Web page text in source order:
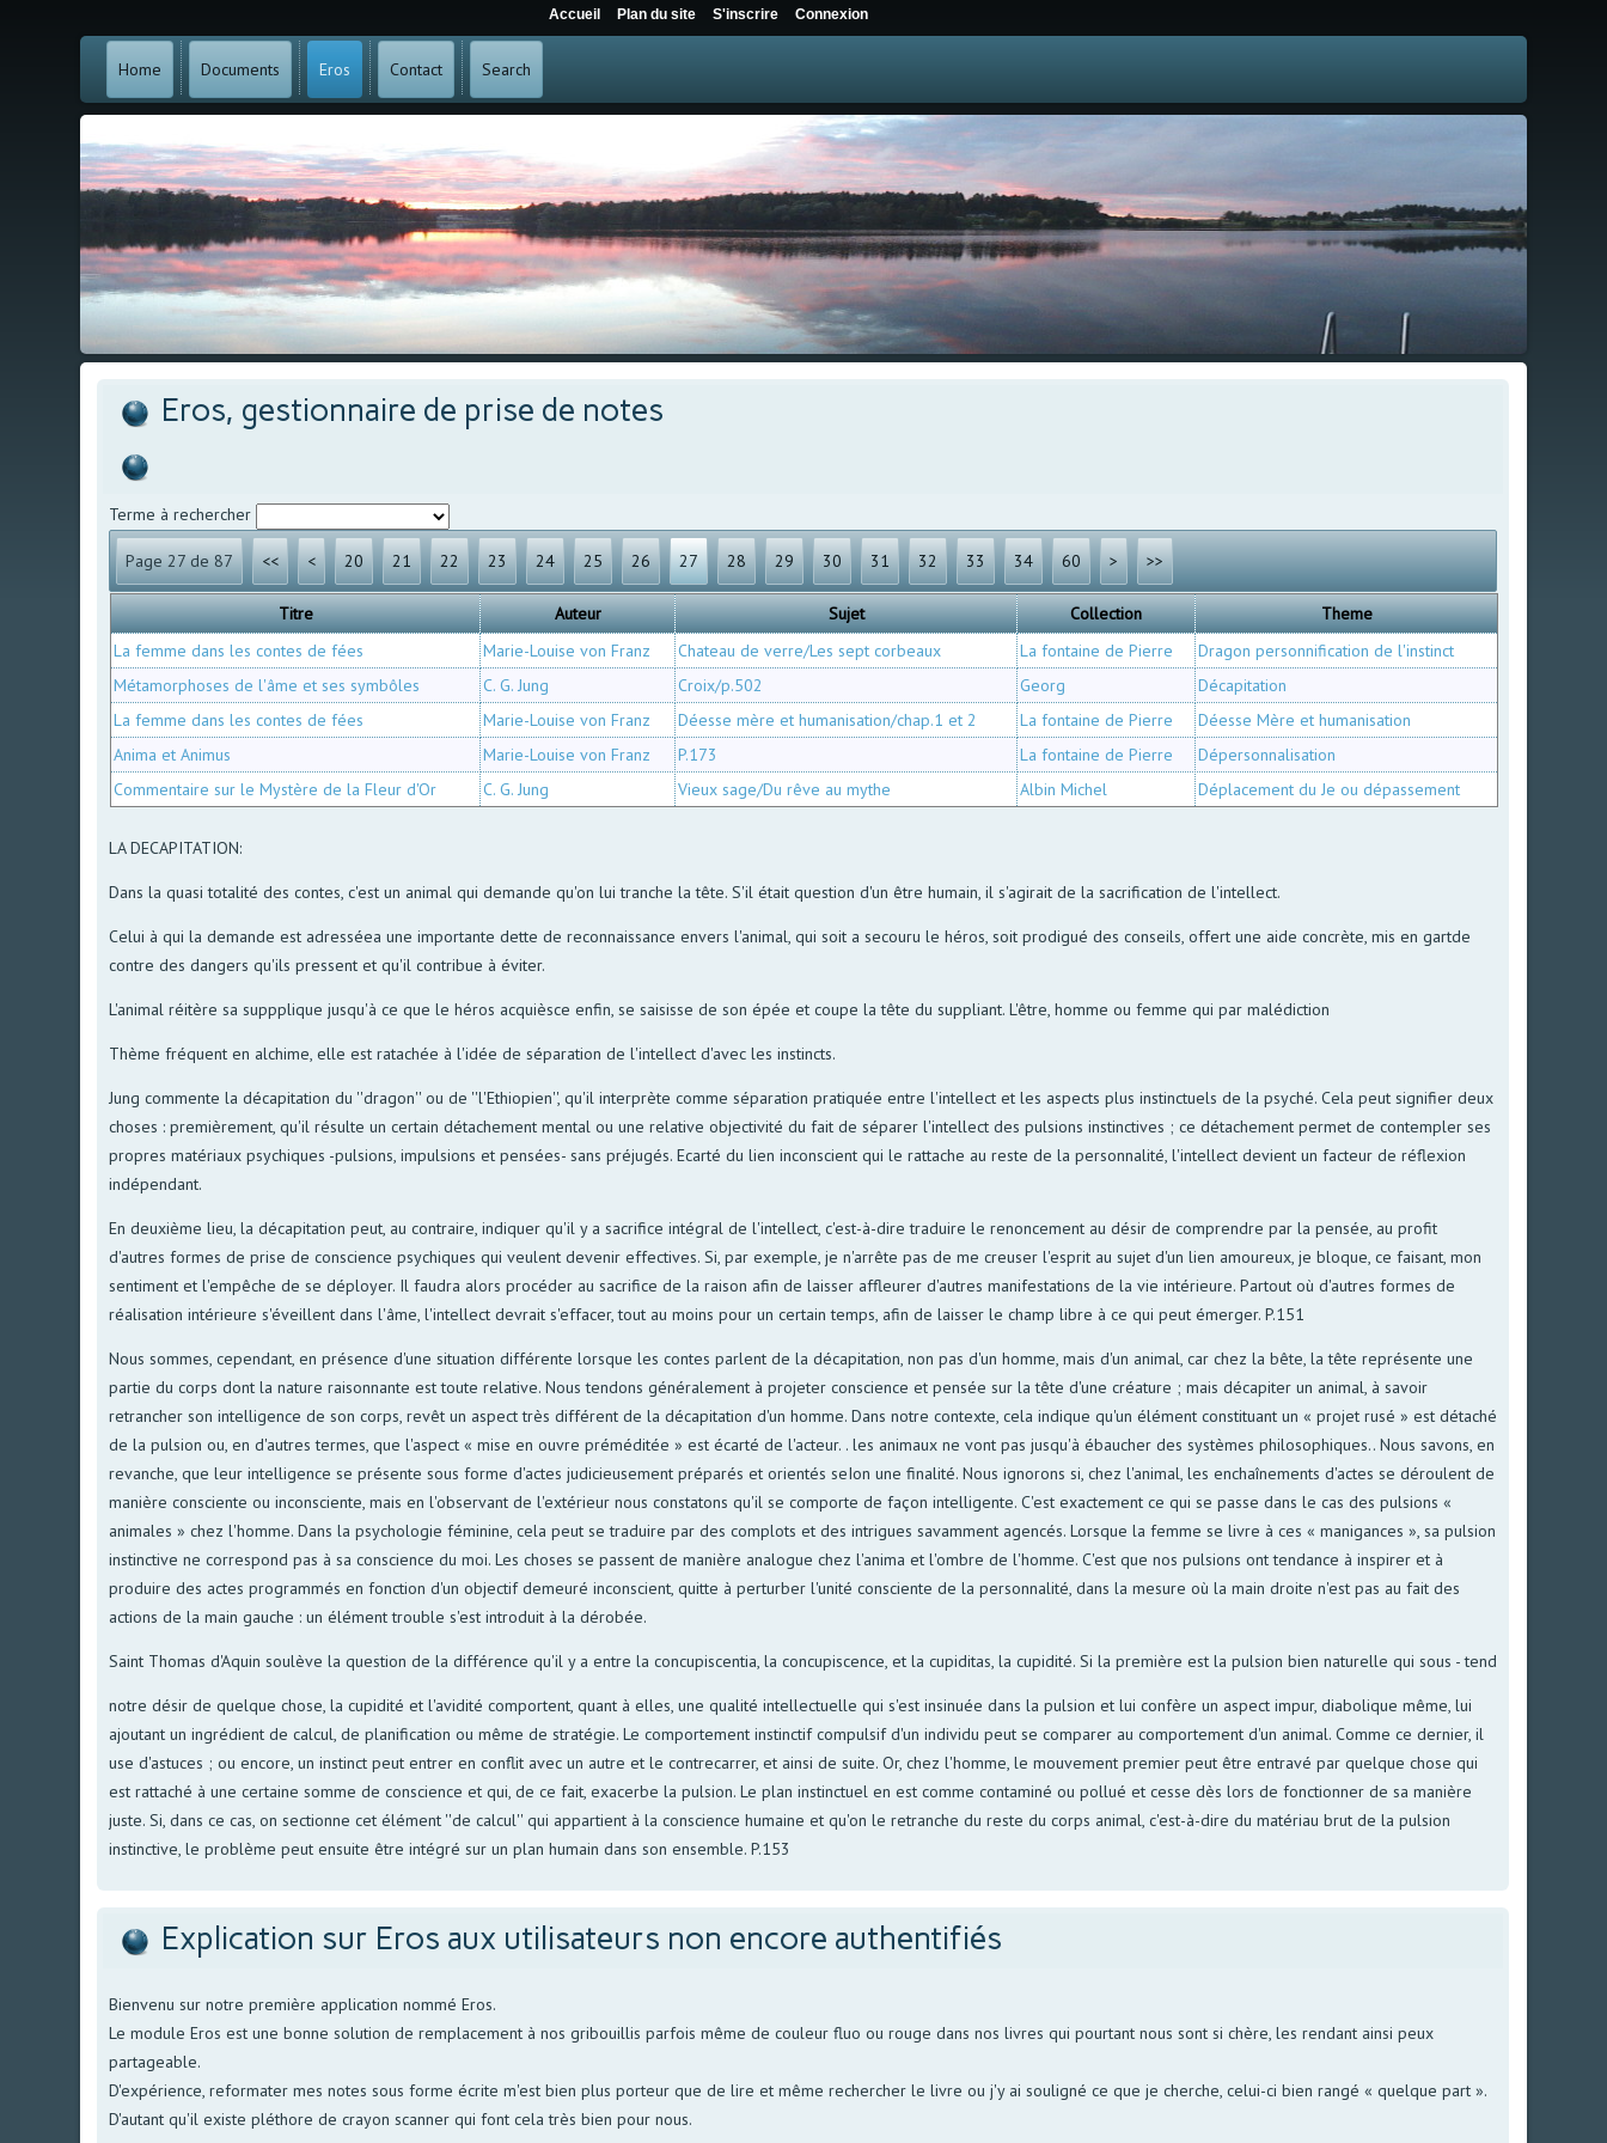
Home Documents Eros Contact Search
Eros, gestionnaire de prise de notes
Terme à rechercher
Page 27 de 87 << < 20 21 22 23 24 25 26 27 28 29 30 31 32 33 34 60 > >>
Titre Auteur Sujet Collection
Theme
La femme dans les contes de fées
Marie-Louise von Franz Chateau de verre/Les sept corbeaux La fontaine de Pierre
Dragon personnification de l'instinct
Métamorphoses de l'âme et ses symbôles
C. G. Jung Croix/p.502 Georg
Décapitation
La femme dans les contes de fées
Marie-Louise von Franz Déesse mère et humanisation/chap.1 et 2 La fontaine de Pierre
Déesse Mère et humanisation
Anima et Animus
Marie-Louise von Franz P.173 La fontaine de Pierre
Dépersonnalisation
Commentaire sur le Mystère de la Fleur d'Or
C. G. Jung Vieux sage/Du rêve au mythe Albin Michel Déplacement du Je ou dépassement
LA DECAPITATION:
Dans la quasi totalité des contes, c'est un animal qui demande qu'on lui tranche la tête. S'il était question d'un être humain, il s'agirait de la sacrification de l'intellect.
Celui à qui la demande est adresséea une importante dette de reconnaissance envers l'animal, qui soit a secouru le héros, soit prodigué des conseils, offert une aide concrète, mis en gartde
contre des dangers qu'ils pressent et qu'il contribue à éviter.
L'animal réitère sa suppplique jusqu'à ce que le héros acquièsce enfin, se saisisse de son épée et coupe la tête du suppliant. L'être, homme ou femme qui par malédiction
Thème fréquent en alchime, elle est ratachée à l'idée de séparation de l'intellect d'avec les instincts.
Jung commente la décapitation du ''dragon'' ou de ''l'Ethiopien'', qu'il interprète comme séparation pratiquée entre l'intellect et les aspects plus instinctuels de la psyché. Cela peut signifier deux
choses : premièrement, qu'il résulte un certain détachement mental ou une relative objectivité du fait de séparer l'intellect des pulsions instinctives ; ce détachement permet de contempler ses
propres matériaux psychiques -pulsions, impulsions et pensées- sans préjugés. Ecarté du lien inconscient qui le rattache au reste de la personnalité, l'intellect devient un facteur de réflexion
indépendant.
En deuxième lieu, la décapitation peut, au contraire, indiquer qu'il y a sacrifice intégral de l'intellect, c'est-à-dire traduire le renoncement au désir de comprendre par la pensée, au profit
d'autres formes de prise de conscience psychiques qui veulent devenir effectives. Si, par exemple, je n'arrête pas de me creuser l'esprit au sujet d'un lien amoureux, je bloque, ce faisant, mon
sentiment et l'empêche de se déployer. Il faudra alors procéder au sacrifice de la raison afin de laisser affleurer d'autres manifestations de la vie intérieure. Partout où d'autres formes de
réalisation intérieure s'éveillent dans l'âme, l'intellect devrait s'effacer, tout au moins pour un certain temps, afin de laisser le champ libre à ce qui peut émerger. P.151
Nous sommes, cependant, en présence d'une situation différente lorsque les contes parlent de la décapitation, non pas d'un homme, mais d'un animal, car chez la bête, la tête représente une
partie du corps dont la nature raisonnante est toute relative. Nous tendons généralement à projeter conscience et pensée sur la tête d'une créature ; mais décapiter un animal, à savoir
retrancher son intelligence de son corps, revêt un aspect très différent de la décapitation d'un homme. Dans notre contexte, cela indique qu'un élément constituant un « projet rusé » est détaché
de la pulsion ou, en d'autres termes, que l'aspect « mise en ouvre préméditée » est écarté de l'acteur. . les animaux ne vont pas jusqu'à ébaucher des systèmes philosophiques.. Nous savons, en
revanche, que leur intelligence se présente sous forme d'actes judicieusement préparés et orientés seIon une finalité. Nous ignorons si, chez l'animal, les enchaînements d'actes se déroulent de
manière consciente ou inconsciente, mais en l'observant de l'extérieur nous constatons qu'il se comporte de façon intelligente. C'est exactement ce qui se passe dans le cas des pulsions «
animales » chez l'homme. Dans la psychologie féminine, cela peut se traduire par des complots et des intrigues savamment agencés. Lorsque la femme se livre à ces « manigances », sa pulsion
instinctive ne correspond pas à sa conscience du moi. Les choses se passent de manière analogue chez l'anima et l'ombre de l'homme. C'est que nos pulsions ont tendance à inspirer et à
produire des actes programmés en fonction d'un objectif demeuré inconscient, quitte à perturber l'unité consciente de la personnalité, dans la mesure où la main droite n'est pas au fait des
actions de la main gauche : un élément trouble s'est introduit à la dérobée.
Saint Thomas d'Aquin soulève la question de la différence qu'il y a entre la concupiscentia, la concupiscence, et la cupiditas, la cupidité. Si la première est la pulsion bien naturelle qui sous - tend
notre désir de quelque chose, la cupidité et l'avidité comportent, quant à elles, une qualité intellectuelle qui s'est insinuée dans la pulsion et lui confère un aspect impur, diabolique même, lui
ajoutant un ingrédient de calcul, de planification ou même de stratégie. Le comportement instinctif compulsif d'un individu peut se comparer au comportement d'un animal. Comme ce dernier, il
use d'astuces ; ou encore, un instinct peut entrer en conflit avec un autre et le contrecarrer, et ainsi de suite. Or, chez l'homme, le mouvement premier peut être entravé par quelque chose qui
est rattaché à une certaine somme de conscience et qui, de ce fait, exacerbe la pulsion. Le plan instinctuel en est comme contaminé ou pollué et cesse dès lors de fonctionner de sa manière
juste. Si, dans ce cas, on sectionne cet élément ''de calcul'' qui appartient à la conscience humaine et qu'on le retranche du reste du corps animal, c'est-à-dire du matériau brut de la pulsion
instinctive, le problème peut ensuite être intégré sur un plan humain dans son ensemble. P.153
Explication sur Eros aux utilisateurs non encore authentifiés
Bienvenu sur notre première application nommé Eros.
Le module Eros est une bonne solution de remplacement à nos gribouillis parfois même de couleur fluo ou rouge dans nos livres qui pourtant nous sont si chère, les rendant ainsi peux
partageable.
D'expérience, reformater mes notes sous forme écrite m'est bien plus porteur que de lire et même rechercher le livre ou j'y ai souligné ce que je cherche, celui-ci bien rangé « quelque part ».
D'autant qu'il existe pléthore de crayon scanner qui font cela très bien pour nous.
Accueil Plan du site S'inscrire Connexion